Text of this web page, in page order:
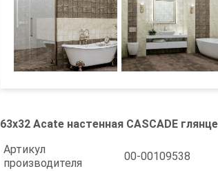
63x32 Acate настенная CASCADE
Артикул
производителя
00-00109538